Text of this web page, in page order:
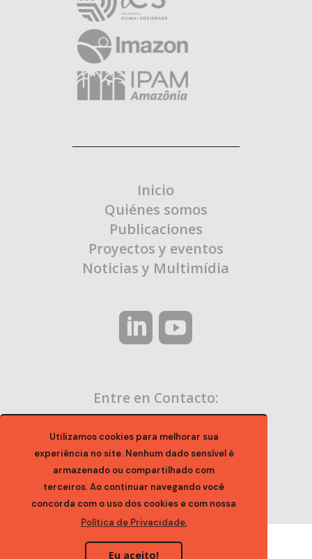
Utilizamos cookies para melhorar sua
experiência no site. Nenhum dado sensível é
armazenado ou compartilhado com
terceiros. Ao continuar navegando você
concorda com o uso dos cookies e com nossa
Política de Privacidade.
Eu aceito!
Inicio
Quiénes somos
Publicaciones
Proyectos y eventos
Noticias y Multimídia
Entre en Contacto:
contato@ocaa.org.br